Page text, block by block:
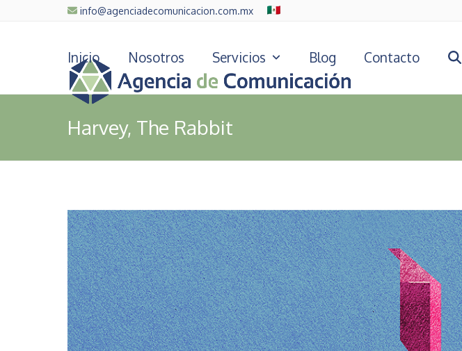
info@agenciadecomunicacion.com.mx
Inicio Nosotros Servicios Blog Contacto
Harvey, The Rabbit